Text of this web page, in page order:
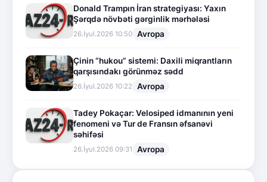
Donald Trampın İran strategiyası: Yaxın
Şərqdə növbəti gərginlik mərhələsi
26.İyul.2026 10:50 Avropa
Çinin “hukou” sistemi: Daxili miqrantların
qarşısındakı görünməz sədd
26.İyul.2026 10:22 Avropa
Tadey Pokaçar: Velosiped idmanının yeni
fenomeni və Tur de Fransın əfsanəvi
səhifəsi
26.İyul.2026 09:31 Avropa